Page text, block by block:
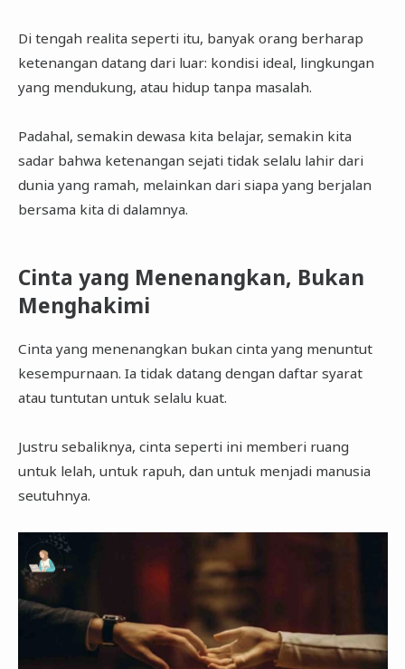
Di tengah realita seperti itu, banyak orang berharap
ketenangan datang dari luar: kondisi ideal, lingkungan
yang mendukung, atau hidup tanpa masalah.
Padahal, semakin dewasa kita belajar, semakin kita
sadar bahwa ketenangan sejati tidak selalu lahir dari
dunia yang ramah, melainkan dari siapa yang berjalan
bersama kita di dalamnya.
Cinta yang Menenangkan, Bukan
Menghakimi
Cinta yang menenangkan bukan cinta yang menuntut
kesempurnaan. Ia tidak datang dengan daftar syarat
atau tuntutan untuk selalu kuat.
Justru sebaliknya, cinta seperti ini memberi ruang
untuk lelah, untuk rapuh, dan untuk menjadi manusia
seutuhnya.